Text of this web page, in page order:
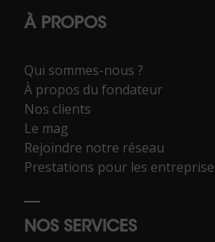
À PROPOS
Qui sommes-nous ?
À propos du fondateur
Nos clients
Le mag
Rejoindre notre réseau
Prestations pour les
NOS SERVICES